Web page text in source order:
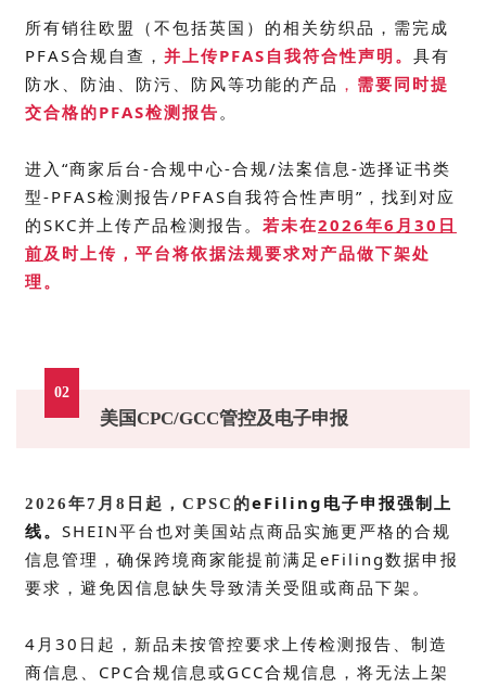
所有销往欧盟（不包括英国）的相关纺织品，需完成
PFAS合规自查， 并上传PFAS自我符合性声明。 具有
防水、防油、防污、防风等功能的产品 ， 需要同时提
交合格的PFAS检测报告 。
进入“商家后台-合规中心-合规/法案信息-选择证书类
型-PFAS检测报告/PFAS自我符合性声明”，找到对应
的SKC并上传产品检测报告。 若未在2026年6月30日
前及时上传，平台将依据法规要求对产品做下架处
理。
02
美国CPC/GCC管控及电子申报
2026年7月8日起，CPSC的eFiling 电子申报强制上
线。 SHEIN平台也对美国站点商品实施更严格的合规
信息管理，确保跨境商家能提前满足eFiling数据申报
要求，避免因信息缺失导致清关受阻或商品下架。
4月30日起，新品未按管控要求上传检测报告、制造
商信息、CPC合规信息或GCC合规信息，将无法上架